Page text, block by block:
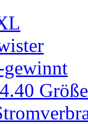
gewinnt